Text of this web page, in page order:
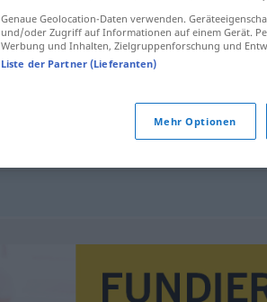
Genaue Geolocation-Daten verwenden.
und/oder Zugriff auf Informationen auf einem Gerät.
Werbung und Inhalten, Zielgruppenforschung und
Liste der Partner (Lieferanten)
Mehr Optionen